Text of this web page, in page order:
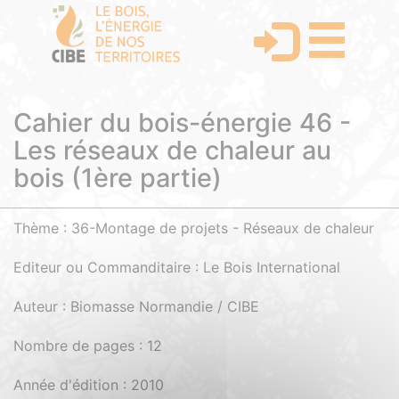
Cahier du bois-énergie 46 -
Les réseaux de chaleur au
bois (1ère partie)
Thème : 36-Montage de projets - Réseaux de chaleur
Editeur ou Commanditaire : Le Bois International
Auteur : Biomasse Normandie / CIBE
Nombre de pages : 12
Année d'édition : 2010